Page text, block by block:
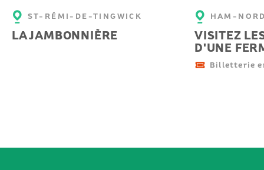
ST-RÉMI-DE-TINGWICK
LA JAMBONNIÈRE
HAM-
VISITEZ
D'UNE
Billetterie